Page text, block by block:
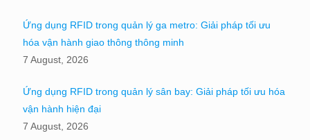
Ứng dụng RFID trong quản lý ga metro: Giải pháp tối ưu
hóa vận hành giao thông thông minh
7 August, 2026
Ứng dụng RFID trong quản lý sân bay: Giải pháp tối ưu hóa
vận hành hiện đại
7 August, 2026